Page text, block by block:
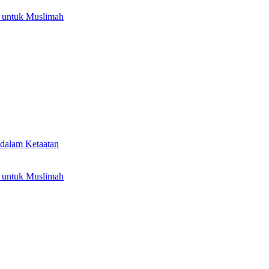
untuk Muslimah
Ketaatan
untuk Muslimah